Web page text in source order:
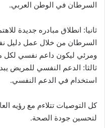
السرطان في الوطن العربي.
ثانيا: انطلاق مبادره جديدة
السرطان من خلال عمل دليل
ومرئي ليكون داعم نفسي لكل
ثالثا: الدعم النفسي للمريض
استخدام في الدعم النفسي.
لتحسين جودة الصحة.